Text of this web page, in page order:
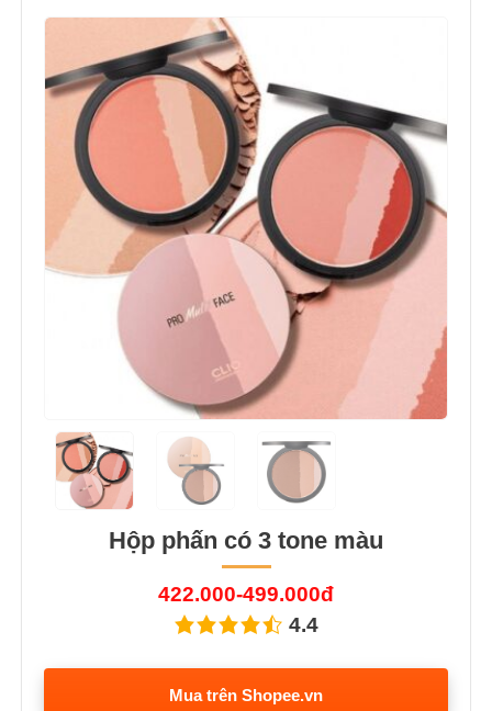
Hộp phấn có 3 tone màu
422.000-499.000đ
4.4
Mua trên Shopee.vn